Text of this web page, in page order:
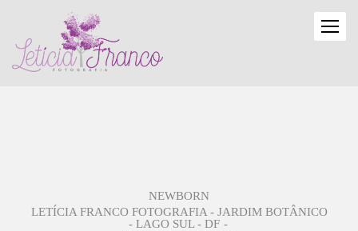
NEWBORN
LETÍCIA FRANCO FOTOGRAFIA - JARDIM BOTÂNICO
- LAGO SUL - DF